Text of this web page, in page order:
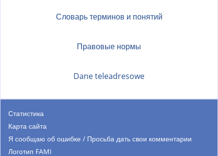
Словарь терминов и понятий
Правовые нормы
Dane teleadresowe
Статистика
Карта сайта
Я сообщаю об ошибке / Просьба дать свои комментарии
Логотип FAMI